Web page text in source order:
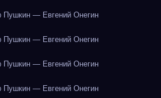
Пушкин — Евгений Онегин
Пушкин — Евгений Онегин
Пушкин — Евгений Онегин
Пушкин — Евгений Онегин